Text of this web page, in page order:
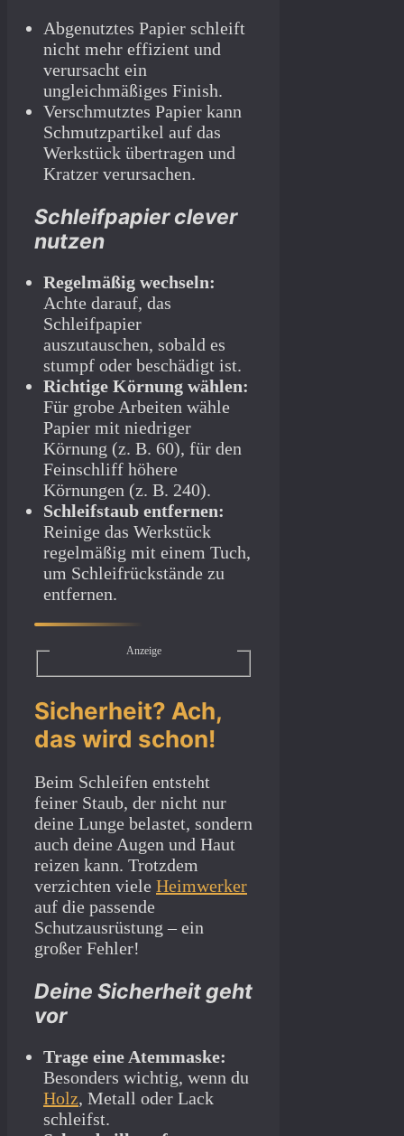
Abgenutztes Papier schleift
nicht mehr effizient und
verursacht ein
ungleichmäßiges Finish.
Verschmutztes Papier kann
Schmutzpartikel auf das
Werkstück übertragen und
Kratzer verursachen.
Schleifpapier clever
nutzen
Regelmäßig wechseln:
Achte darauf, das
Schleifpapier
auszutauschen, sobald es
stumpf oder beschädigt ist.
Richtige Körnung wählen:
Für grobe Arbeiten wähle
Papier mit niedriger
Körnung (z. B. 60), für den
Feinschliff höhere
Körnungen (z. B. 240).
Schleifstaub entfernen:
Reinige das Werkstück
regelmäßig mit einem Tuch,
um Schleifrückstände zu
entfernen.
Anzeige
Sicherheit? Ach,
das wird schon!
Beim Schleifen entsteht
feiner Staub, der nicht nur
deine Lunge belastet, sondern
auch deine Augen und Haut
reizen kann. Trotzdem
verzichten viele Heimwerker
auf die passende
Schutzausrüstung – ein
großer Fehler!
Deine Sicherheit geht
vor
Trage eine Atemmaske:
Besonders wichtig, wenn du
Holz, Metall oder Lack
schleifst.